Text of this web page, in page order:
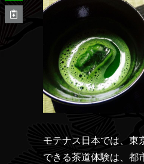
モテナス日本では、東
できる茶道体験は、都